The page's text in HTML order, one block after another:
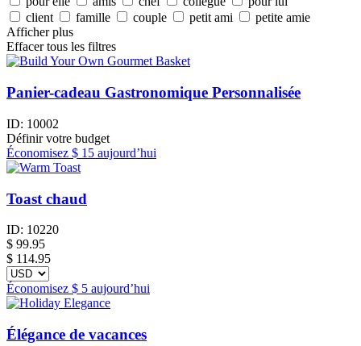
client
famille couple petit ami
petite amie
Afficher plus
Effacer tous les filtres
Panier-cadeau Gastronomique Personnalisée
ID: 10002
Définir votre budget
Économisez $ 15 aujourd’hui
Toast chaud
ID: 10220
$ 99.95
$ 114.95
Économisez $ 5 aujourd’hui
Élégance de vacances